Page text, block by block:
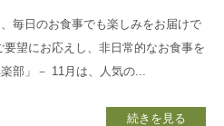
毎日のお食事でも楽しみをお届けで
望にお応えし、非日常的なお食事を
部」－ 11月は、人気の...
続きを見る